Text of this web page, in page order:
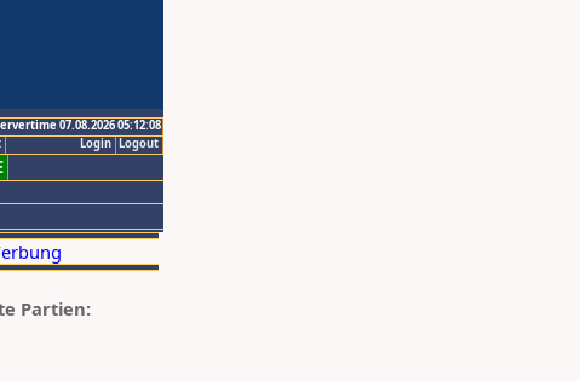
07.08.2026 05:12:08
Logout
Login
Partien: